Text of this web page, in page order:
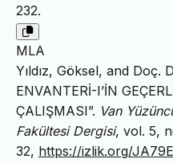
232.
MLA
Yıldız, Göksel, and Doç.
ENVANTERİ-I’İN
ÇALIŞMASI”. Van
Fakültesi Dergisi, vol. 5,
32, https://izlik.org/